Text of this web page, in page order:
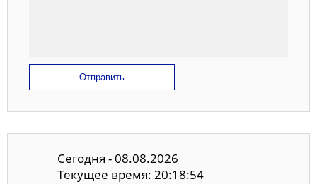
Отправить
Сегодня - 08.08.2026
Текущее время: 20:18:55